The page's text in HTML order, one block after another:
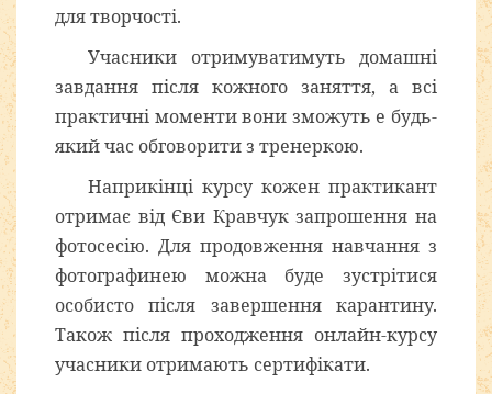
для творчості.
Учасники отримуватимуть домашні
завдання після кожного заняття, а всі
практичні моменти вони зможуть e будь-
який час обговорити з тренеркою.
Наприкінці курсу кожен практикант
отримає від Єви Кравчук запрошення на
фотосесію. Для продовження навчання з
фотографинею можна буде зустрітися
особисто після завершення карантину.
Також після проходження онлайн-курсу
учасники отримають сертифікати.